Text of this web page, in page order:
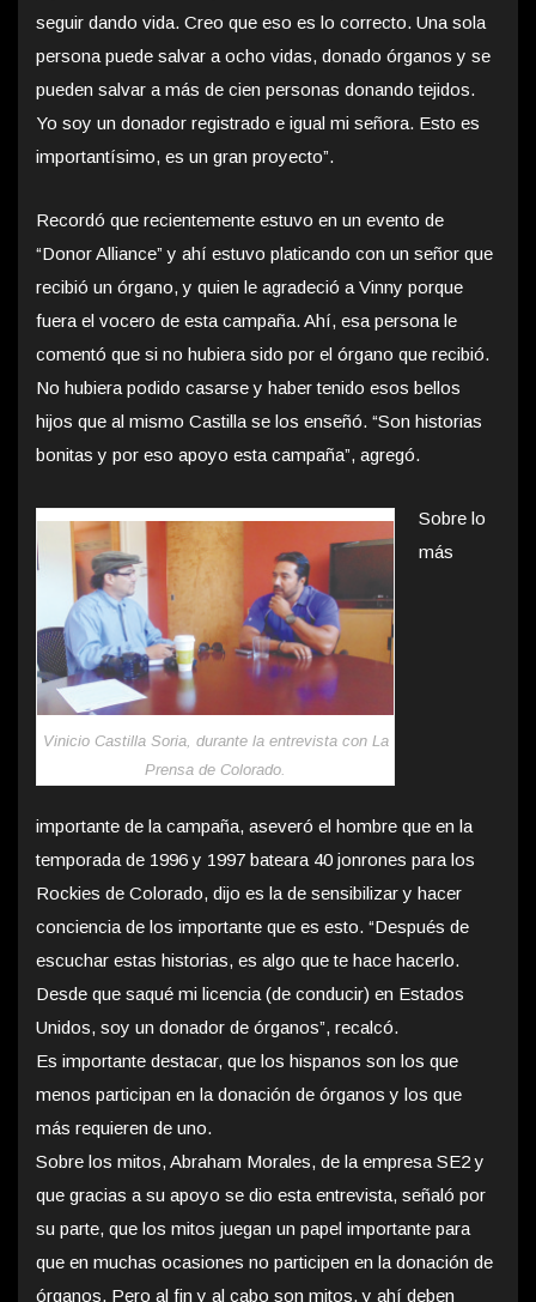
seguir dando vida. Creo que eso es lo correcto. Una sola
persona puede salvar a ocho vidas, donado órganos y se
pueden salvar a más de cien personas donando tejidos.
Yo soy un donador registrado e igual mi señora. Esto es
importantísimo, es un gran proyecto”.
Recordó que recientemente estuvo en un evento de
“Donor Alliance” y ahí estuvo platicando con un señor que
recibió un órgano, y quien le agradeció a Vinny porque
fuera el vocero de esta campaña. Ahí, esa persona le
comentó que si no hubiera sido por el órgano que recibió.
No hubiera podido casarse y haber tenido esos bellos
hijos que al mismo Castilla se los enseñó. “Son historias
bonitas y por eso apoyo esta campaña”, agregó.
Vinicio Castilla Soria, durante la entrevista con La
Prensa de Colorado.
Sobre lo
más
importante de la campaña, aseveró el hombre que en la
temporada de 1996 y 1997 bateara 40 jonrones para los
Rockies de Colorado, dijo es la de sensibilizar y hacer
conciencia de los importante que es esto. “Después de
escuchar estas historias, es algo que te hace hacerlo.
Desde que saqué mi licencia (de conducir) en Estados
Unidos, soy un donador de órganos”, recalcó.
Es importante destacar, que los hispanos son los que
menos participan en la donación de órganos y los que
más requieren de uno.
Sobre los mitos, Abraham Morales, de la empresa SE2 y
que gracias a su apoyo se dio esta entrevista, señaló por
su parte, que los mitos juegan un papel importante para
que en muchas ocasiones no participen en la donación de
órganos. Pero al fin y al cabo son mitos, y ahí deben